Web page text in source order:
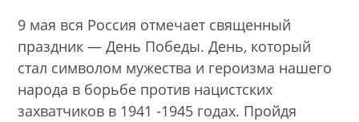
9 мая вся Россия отмечает священный
праздник — День Победы. День, который
стал символом мужества и героизма нашего
народа в борьбе против нацистских
захватчиков в 1941 -1945 годах. Пройдя